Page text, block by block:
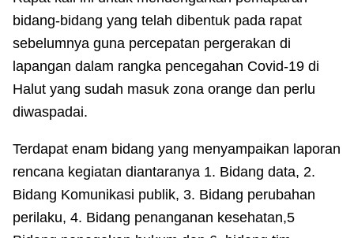
Rapat kali ini untuk mendengarkan pemaparan
bidang-bidang yang telah dibentuk pada rapat
sebelumnya guna percepatan pergerakan di
lapangan dalam rangka pencegahan Covid-19 di
Halut yang sudah masuk zona orange dan perlu
diwaspadai.
Terdapat enam bidang yang menyampaikan laporan
rencana kegiatan diantaranya 1. Bidang data, 2.
Bidang Komunikasi publik, 3. Bidang perubahan
perilaku, 4. Bidang penanganan kesehatan,5